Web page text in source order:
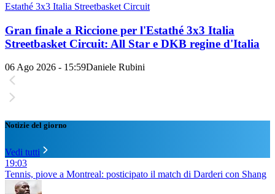
Estathé 3x3 Italia Streetbasket Circuit
Gran finale a Riccione per l'Estathé 3x3 Italia
Streetbasket Circuit: All Star e DKB regine d'Italia
06 Ago 2026 - 15:59Daniele Rubini
Notizie del giorno
Vedi tutti
19:03
Tennis, piove a Montreal: posticipato il match di Darderi con Shang